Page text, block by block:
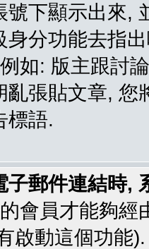
號下顯示出來,
身分功能去指
如: 版主跟討
亂張貼文章,
標語.
子郵件連結時,
會員才能夠
啟動這個功能